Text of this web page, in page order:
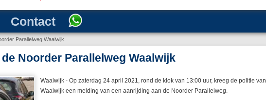
Contact
Parallelweg Waalwijk
Noorder Parallelweg Waalwijk
Waalwijk - Op zaterdag 24 april 2021, rond de klok van 13:00 uur, kreeg de politie van
Waalwijk een melding van een aanrijding aan de Noorder Parallelweg.